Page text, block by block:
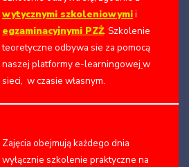
wytycznymi szkoleniowymii
egzaminacyjnymi PZŻ. Szkolenie
teoretyczne odbywa sie za pomocą
naszej platformy e-learningowej w
sieci, w czasie własnym.
Zajęcia obejmują każdego dnia
wyłącznie szkolenie praktyczne na